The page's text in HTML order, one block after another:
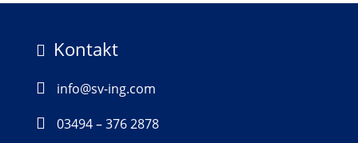
 Kontakt

info@sv-ing.com

03494 – 376 2878